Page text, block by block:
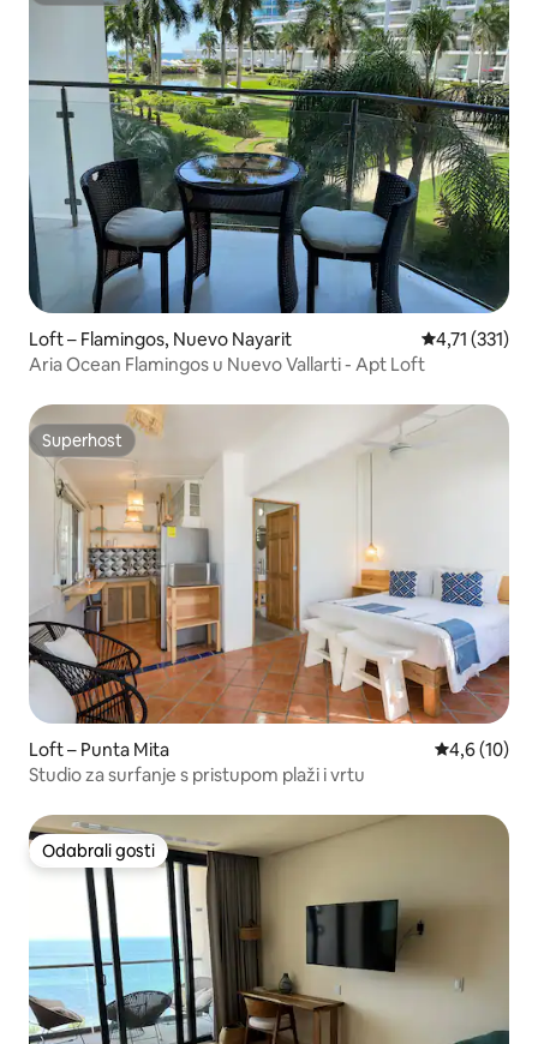
Loft – Flamingos, Nuevo Nayarit Prosječna
4,71 (331)
Aria Ocean Flamingos u Nuevo Vallarti - Apt Loft
Superhost
Superhost
Loft – Punta Mita Prosječna
4,6 (10)
Studio za surfanje s pristupom plaži i vrtu
Odabrali gosti
Odabrali gosti